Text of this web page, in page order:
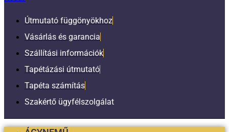
Útmutató függönyökhoz
Vásárlás és garancia
Szállítási információk
Tapétázási útmutató
Tapéta számítás
Szakértő ügyfélszolgálat